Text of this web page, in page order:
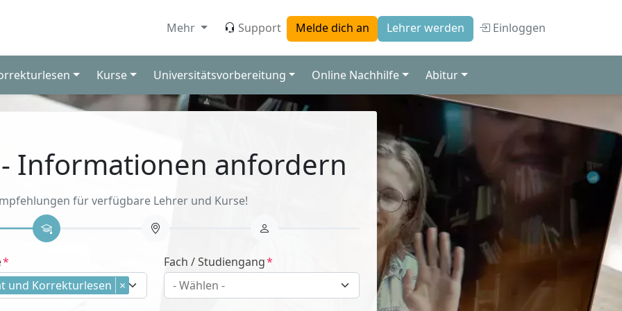
Mehr Support Melde dich an Lehrer werden Einloggen
Kurse Universitätsvorbereitung Online Nachhilfe Abitur
Informationen anfordern
für verfügbare Lehrer und Kurse!
und Korrekturlesen ×
Fach / Studiengang